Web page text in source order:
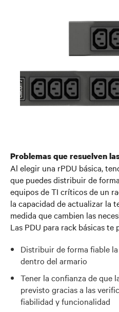
Problemas que resuelven
Al elegir una rPDU básica,
que puedes distribuir de
equipos de TI críticos de un
la capacidad de actualizar la
medida que cambien las
Las PDU para rack básicas te
Distribuir de forma fiable
dentro del armario
Tener la confianza de que
previsto gracias a las
fiabilidad y funcionalidad